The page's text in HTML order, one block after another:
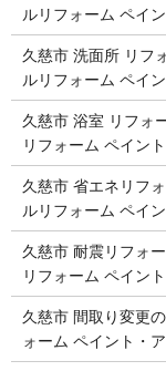
ルリフォーム ペイ
久慈市 洗面所 リフ
ルリフォーム ペイ
久慈市 浴室 リフォ
リフォーム ペイン
久慈市 省エネリフ
ルリフォーム ペイ
久慈市 耐震リフォ
リフォーム ペイン
久慈市 間取り変更
ォーム ペイント・